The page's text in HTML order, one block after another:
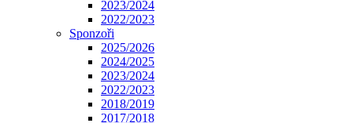
2023/2024
2022/2023
Sponzoři
2025/2026
2024/2025
2023/2024
2022/2023
2018/2019
2017/2018